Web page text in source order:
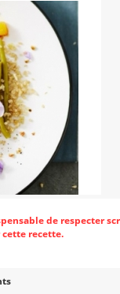
de respecter
recette.